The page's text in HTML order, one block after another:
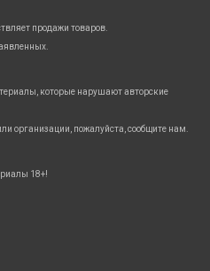
продажи товаров.
которые нарушают авторские
организации, пожалуйста, сообщите нам.
18+!